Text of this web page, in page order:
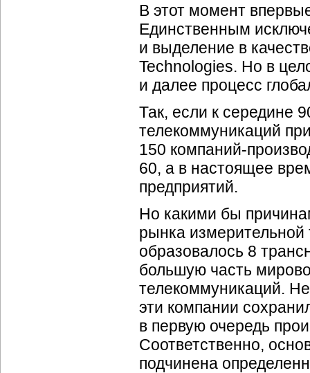
В этот момент
Единственным
и выделение в
Technologies. Но в
и далее процесс
Так, если к середине
телекоммуникаций
150 компаний-
60, а в настоящее
предприятий.
Но какими бы
рынка измерительной
образовалось 8
большую часть
телекоммуникаций.
эти компании
в первую очередь
Соответственно,
подчинена